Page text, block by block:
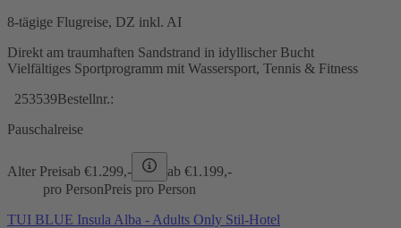
8-tägige Flugreise, DZ inkl. AI
Direkt am traumhaften Sandstrand in idyllischer Bucht
Vielfältiges Sportprogramm mit Wassersport, Tennis & Fitness
253539Bestellnr.:
Pauschalreise
Alter Preisab €1.299,- ab €1.199,-
pro PersonPreis pro Person
TUI BLUE Insula Alba - Adults Only Stil-Hotel